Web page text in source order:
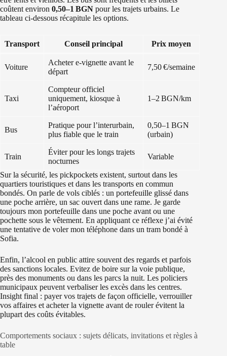
coûtent environ 0,50–1 BGN pour les trajets urbains. Le
tableau ci‑dessous récapitule les options.
Transport Conseil principal Prix moyen
Voiture
Acheter e‑vignette avant le
départ
7,50 €/semaine
Taxi
Compteur officiel
uniquement, kiosque à
l’aéroport
1–2 BGN/km
Bus
Pratique pour l’interurbain,
plus fiable que le train
0,50–1 BGN
(urbain)
Train
Éviter pour les longs trajets
nocturnes
Variable
Sur la sécurité, les pickpockets existent, surtout dans les
quartiers touristiques et dans les transports en commun
bondés. On parle de vols ciblés : un portefeuille glissé dans
une poche arrière, un sac ouvert dans une rame. Je garde
toujours mon portefeuille dans une poche avant ou une
pochette sous le vêtement. En appliquant ce réflexe j’ai évité
une tentative de voler mon téléphone dans un tram bondé à
Sofia.
Enfin, l’alcool en public attire souvent des regards et parfois
des sanctions locales. Evitez de boire sur la voie publique,
près des monuments ou dans les parcs la nuit. Les policiers
municipaux peuvent verbaliser les excès dans les centres.
Insight final : payer vos trajets de façon officielle, verrouiller
vos affaires et acheter la vignette avant de rouler évitent la
plupart des coûts évitables.
Comportements sociaux : sujets délicats, invitations et règles à
table